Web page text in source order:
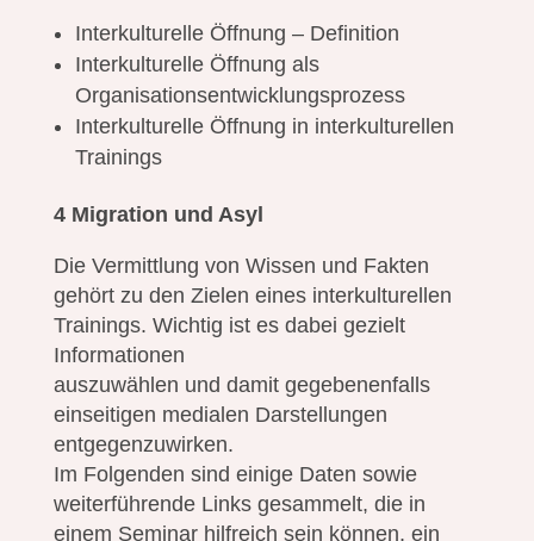
Interkulturelle Öffnung – Definition
Interkulturelle Öffnung als
Organisationsentwicklungsprozess
Interkulturelle Öffnung in interkulturellen
Trainings
4 Migration und Asyl
Die Vermittlung von Wissen und Fakten
gehört zu den Zielen eines interkulturellen
Trainings. Wichtig ist es dabei gezielt
Informationen
auszuwählen und damit gegebenenfalls
einseitigen medialen Darstellungen
entgegenzuwirken.
Im Folgenden sind einige Daten sowie
weiterführende Links gesammelt, die in
einem Seminar hilfreich sein können, ein